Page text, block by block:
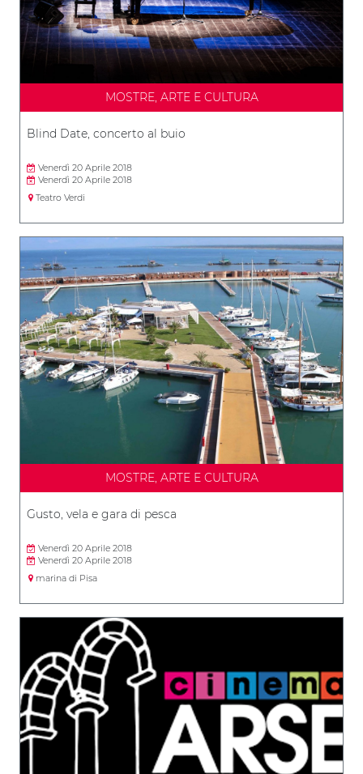
MOSTRE, ARTE E CULTURA
Blind Date, concerto al buio
Venerdì 20 Aprile 2018
Venerdì 20 Aprile 2018
Teatro Verdi
MOSTRE, ARTE E CULTURA
Gusto, vela e gara di pesca
Venerdì 20 Aprile 2018
Venerdì 20 Aprile 2018
marina di Pisa